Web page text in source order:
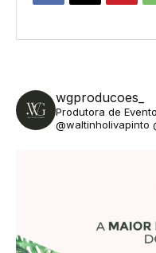
wgproducoes_
Produtora de
@waltinholivapinto